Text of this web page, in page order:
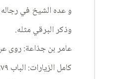
و عده الشيخ في رجاله في أصحاب
وذكر البرقي مثله.
عامر بن جذاعة: روى
كامل الزيارات: الباب ٧٩، في زيارات الحسين بن علي(عليه السلام)، الحديث ٢.